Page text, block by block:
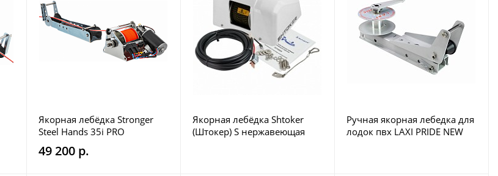
Якорная лебёдка Stronger
Steel Hands 35i PRO
49 200 р.
Якорная лебёдка Shtoker
(Штокер) S нержавеющая
Ручная якорная лебедка для
лодок пвх LAXI PRIDE NEW